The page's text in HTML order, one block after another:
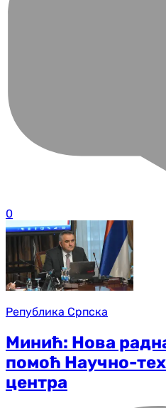
0
Република Српска
Минић: Нова
помоћ Научно-
центра